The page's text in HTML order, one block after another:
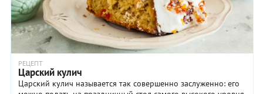
РЕЦЕПТ
Царский кулич
Царский кулич называется так совершенно заслуженно: его